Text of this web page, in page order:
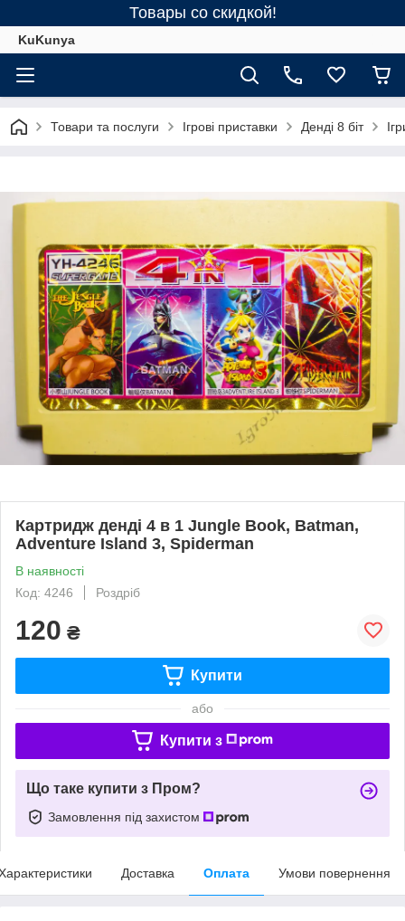
Товары со скидкой!
KuKunya
Товари та послуги Ігрові приставки Денді 8 біт
Картридж денді 4 в 1 Jungle Book, Batman,
Adventure Island 3, Spiderman
В наявності
Код: 4246
Роздріб
120 ₴
Купити
або
Купити з
Що таке купити з Пром?
Замовлення під захистом
Доставка Оплата Умови повернення